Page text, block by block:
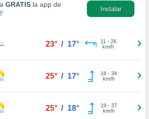
GRATIS la app de
Instalar
23° / 17° 11 - 26
km/h
25° / 17° 18- 34
km/h
25° / 18° 19- 37
km/h